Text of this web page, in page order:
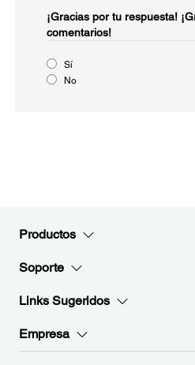
¡Gracias por tu respuesta!
comentarios!
Sí
No
Productos
Soporte
Links Sugeridos
Empresa